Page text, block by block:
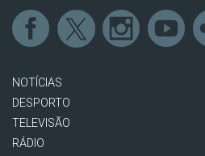
NOTÍCIAS
DESPORTO
TELEVISÃO
RÁDIO